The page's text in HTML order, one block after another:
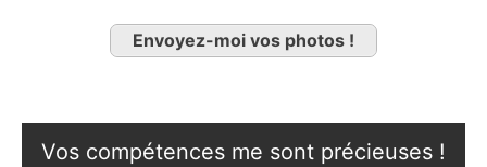
Envoyez-moi vos photos !
Vos compétences me sont précieuses !